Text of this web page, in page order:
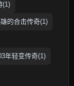
(1)
的合击传奇(1)
年轻变传奇(1)